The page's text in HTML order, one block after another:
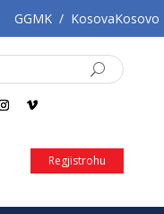
GGMK / KosovaKosovo
Regjistrohu